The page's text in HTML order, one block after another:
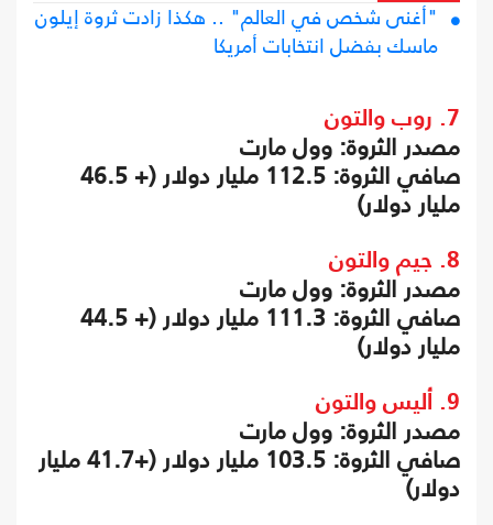
"أغنى شخص في العالم" .. هكذا زادت ثروة إيلون
ماسك بفضل انتخابات أمريكا
7. روب والتون
مصدر الثروة: وول مارت
صافي الثروة: 112.5 مليار دولار (+ 46.5
مليار دولار)
8. جيم والتون
مصدر الثروة: وول مارت
صافي الثروة: 111.3 مليار دولار (+ 44.5
مليار دولار)
9. أليس والتون
مصدر الثروة: وول مارت
صافي الثروة: 103.5 مليار دولار (+41.7 مليار
دولار)